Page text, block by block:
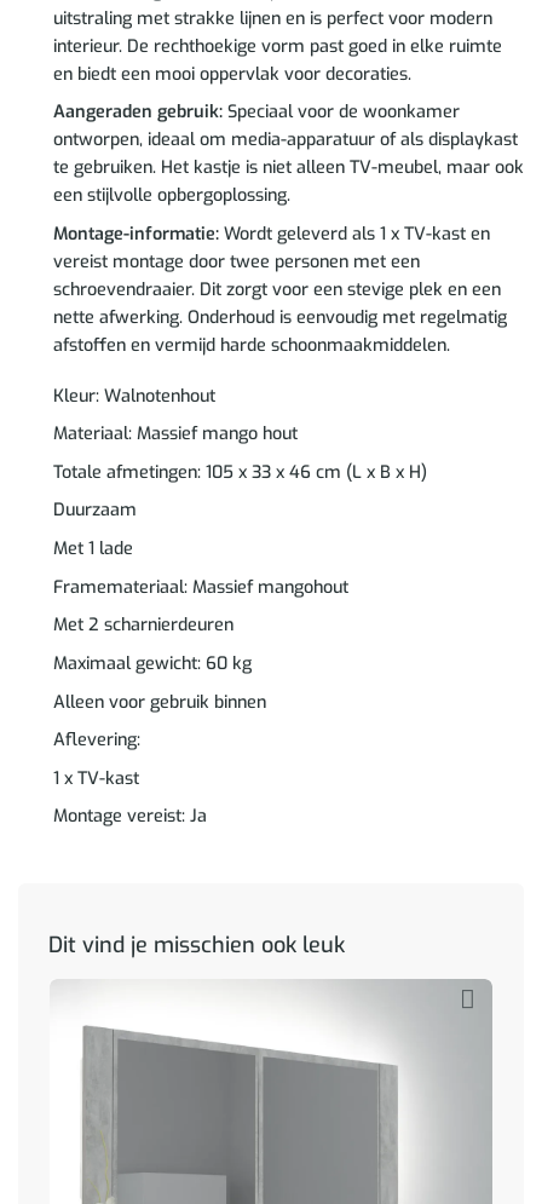
uitstraling met strakke lijnen en is perfect voor modern
interieur. De rechthoekige vorm past goed in elke ruimte
en biedt een mooi oppervlak voor decoraties.
Aangeraden gebruik:Speciaal voor de woonkamer
ontworpen, ideaal om media-apparatuur of als displaykast
te gebruiken. Het kastje is niet alleen TV-meubel, maar ook
een stijlvolle opbergoplossing.
Montage-informatie:Wordt geleverd als 1 x TV-kast en
vereist montage door twee personen met een
schroevendraaier. Dit zorgt voor een stevige plek en een
nette afwerking. Onderhoud is eenvoudig met regelmatig
afstoffen en vermijd harde schoonmaakmiddelen.
Kleur: Walnotenhout
Materiaal: Massief mango hout
Totale afmetingen: 105 x 33 x 46 cm (L x B x H)
Duurzaam
Met 1 lade
Framemateriaal: Massief mangohout
Met 2 scharnierdeuren
Maximaal gewicht: 60 kg
Alleen voor gebruik binnen
Aflevering:
1 x TV-kast
Montage vereist: Ja
Dit vind je misschien ook leuk